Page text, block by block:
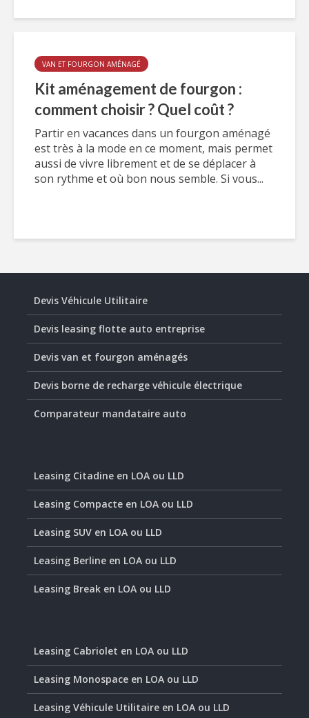
VAN ET FOURGON AMÉNAGÉ
Kit aménagement de fourgon :
comment choisir ? Quel coût ?
Partir en vacances dans un fourgon aménagé
est très à la mode en ce moment, mais permet
aussi de vivre librement et de se déplacer à
son rythme et où bon nous semble. Si vous...
Devis Véhicule Utilitaire
Devis leasing flotte auto entreprise
Devis van et fourgon aménagés
Devis borne de recharge véhicule électrique
Comparateur mandataire auto
Leasing Citadine en LOA ou LLD
Leasing Compacte en LOA ou LLD
Leasing SUV en LOA ou LLD
Leasing Berline en LOA ou LLD
Leasing Break en LOA ou LLD
Leasing Cabriolet en LOA ou LLD
Leasing Monospace en LOA ou LLD
Leasing Véhicule Utilitaire en LOA ou LLD